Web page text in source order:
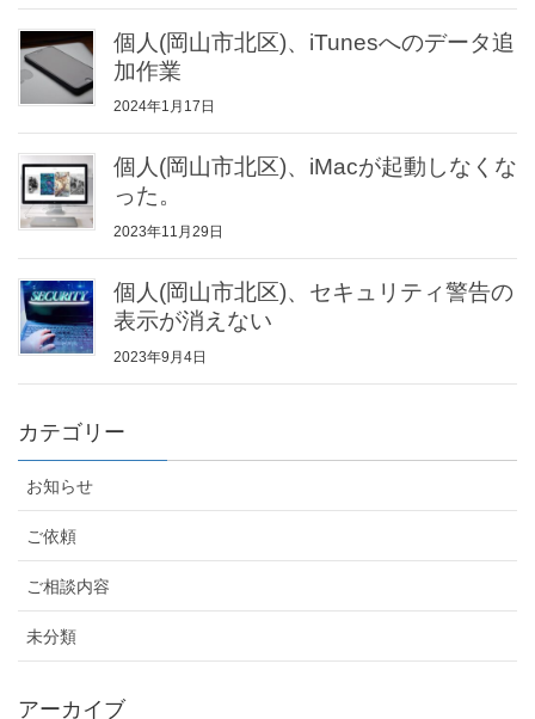
個人(岡山市北区)、iTunesへのデータ追
加作業
2024年1月17日
個人(岡山市北区)、iMacが起動しなくな
った。
2023年11月29日
個人(岡山市北区)、セキュリティ警告の
表示が消えない
2023年9月4日
カテゴリー
お知らせ
ご依頼
ご相談内容
未分類
アーカイブ